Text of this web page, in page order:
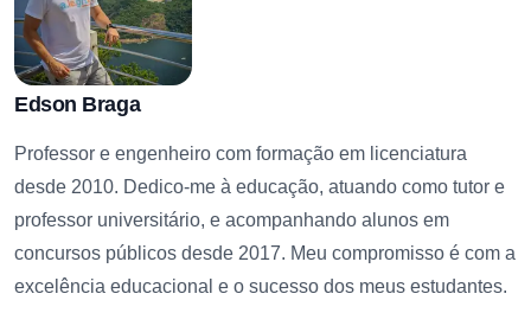
Edson Braga
Professor e engenheiro com formação em licenciatura
desde 2010. Dedico-me à educação, atuando como tutor e
professor universitário, e acompanhando alunos em
concursos públicos desde 2017. Meu compromisso é com a
excelência educacional e o sucesso dos meus estudantes.